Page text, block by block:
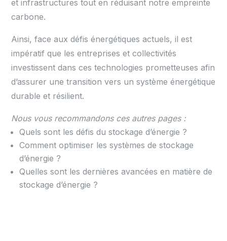
et infrastructures tout en réduisant notre empreinte
carbone.
Ainsi, face aux défis énergétiques actuels, il est
impératif que les entreprises et collectivités
investissent dans ces technologies prometteuses afin
d’assurer une transition vers un système énergétique
durable et résilient.
Nous vous recommandons ces autres pages :
Quels sont les défis du stockage d’énergie ?
Comment optimiser les systèmes de stockage
d’énergie ?
Quelles sont les dernières avancées en matière de
stockage d’énergie ?